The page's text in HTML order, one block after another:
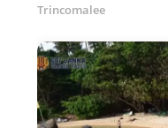
Trincomalee